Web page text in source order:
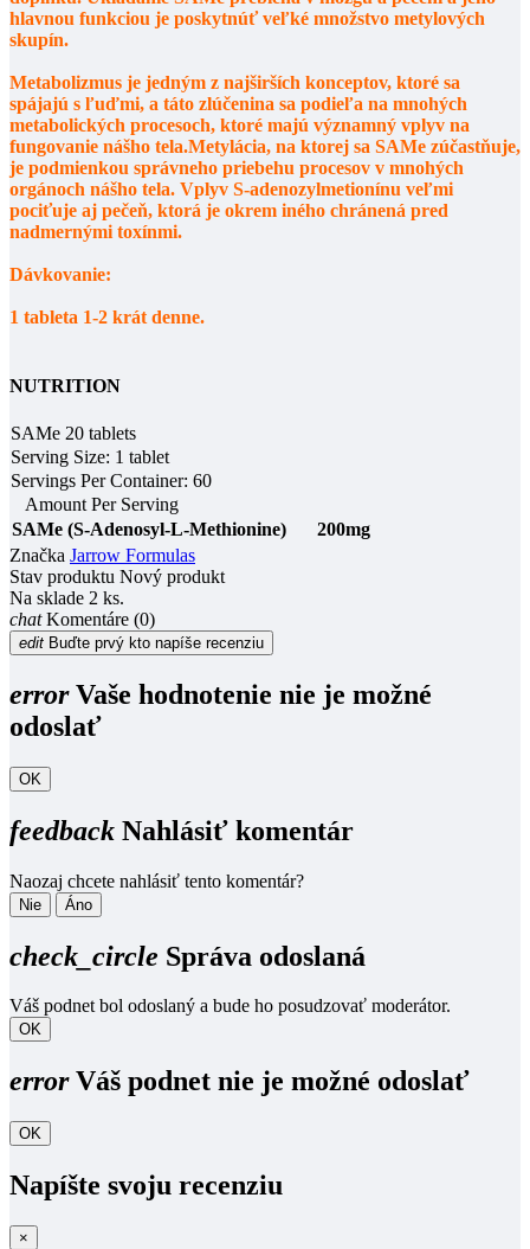
hlavnou funkciou je poskytnúť veľké množstvo metylových
skupín.
Metabolizmus je jedným z najširších konceptov, ktoré sa
spájajú s ľuďmi, a táto zlúčenina sa podieľa na mnohých
metabolických procesoch, ktoré majú významný vplyv na
fungovanie nášho tela.Metylácia, na ktorej sa SAMe zúčastňuje,
je podmienkou správneho priebehu procesov v mnohých
orgánoch nášho tela. Vplyv S-adenozylmetionínu veľmi
pociťuje aj pečeň, ktorá je okrem iného chránená pred
nadmernými toxínmi.
Dávkovanie:
1 tableta 1-2 krát denne.
NUTRITION
SAMe 20 tablets
Serving Size: 1 tablet
Servings Per Container: 60
Amount Per Serving
SAMe (S-Adenosyl-L-Methionine)
200mg
Značka Jarrow Formulas
Stav produktu Nový produkt
Na sklade 2 ks.
chatKomentáre (0)
edit Buďte prvý kto napíše recenziu
errorVaše hodnotenie nie je možné
odoslať
OK
feedback Nahlásiť komentár
Naozaj chcete nahlásiť tento komentár?
Nie Áno
check_circle Správa odoslaná
Váš podnet bol odoslaný a bude ho posudzovať moderátor.
OK
errorVáš podnet nie je možné odoslať
OK
Napíšte svoju recenziu
×